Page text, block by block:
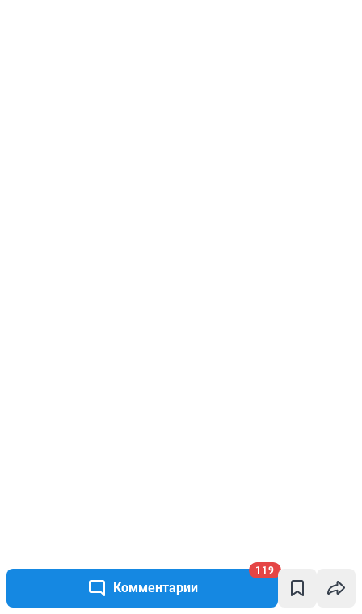
Комментарии
119